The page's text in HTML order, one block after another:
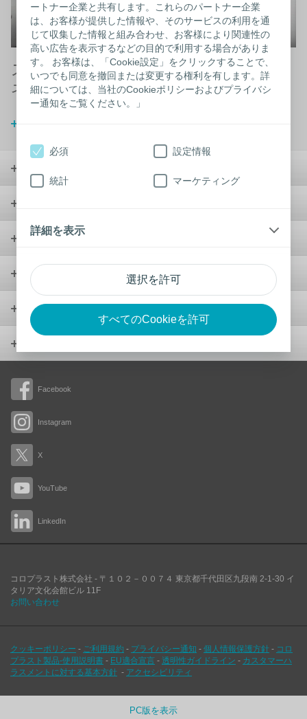
ートナー企業と共有します。これらのパートナー企業
は、お客様が提供した情報や、そのサービスの利用を通
じて収集した情報と組み合わせ、お客様により関連性の
高い広告を表示するなどの目的で利用する場合がありま
す。 お客様は、「Cookie設定」をクリックすることで、
いつでも同意を撤回または変更する権利を有します。詳
細については、当社のCookieポリシーおよびプライバシ
ー通知をご覧ください。」
選択を許可
すべてのCookieを許可
必須 設定情報
統計 マーケティング
詳細を表示
スピーディカテ
ネラトン使用方法
（車イス利用時）
女児向け
動画を観る
Facebook
Instagram
X
YouTube
LinkedIn
ウンドケア
ウロロジー
製品
コロプラスト株式会社 - 〒１０２－００７４ 東京都千代田区九段南 2-1-30 イ
タリア文化会館ビル 11F
お問い合わせ
クッキーポリシー - ご利用規約 - プライバシー通知 - 個人情報保護方針 - コロ
プラスト製品-使用説明書 - EU適合宣言 - 透明性ガイドライン - カスタマーハ
ラスメントに対する基本方針 - アクセシビリティ
PC版を表示